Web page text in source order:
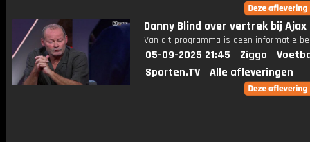
Danny Blind over vertrek bij Ajax
Van dit programma is geen informatie
05-09-2025 21:45 Ziggo
Sporten.TV
Alle afleveringen